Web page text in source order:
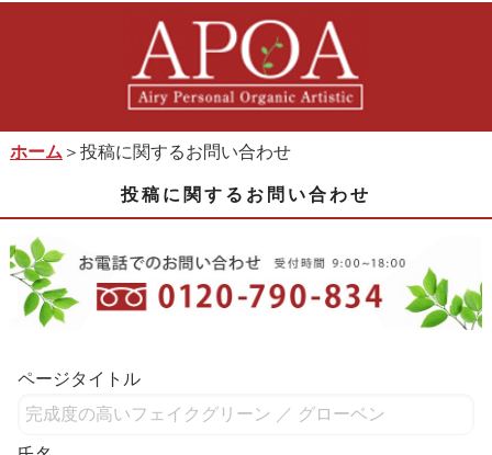
ホーム ＞投稿に関するお問い合わせ
投稿に関するお問い合わせ
ページタイトル